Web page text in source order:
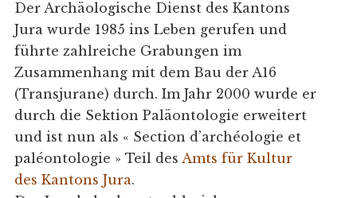
Der Archäologische Dienst des Kantons
Jura wurde 1985 ins Leben gerufen und
führte zahlreiche Grabungen im
Zusammenhang mit dem Bau der A16
(Transjurane) durch. Im Jahr 2000 wurde er
durch die Sektion Paläontologie erweitert
und ist nun als « Section d’archéologie et
paléontologie » Teil des Amts für Kultur
des Kantons Jura.